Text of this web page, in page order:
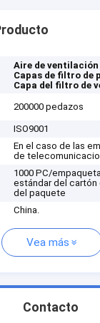
Aire de
Capas de filtro de
Capa del filtro de
200000 pedazos
ISO9001
En el caso de las
de
1000 PC/
estándar del
del paquete
China.
Vea más
Contacto